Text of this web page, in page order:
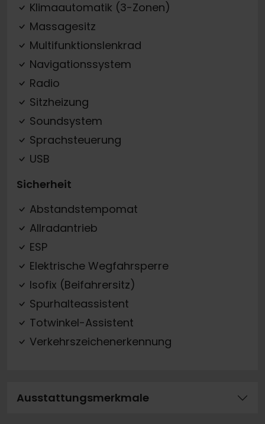
Klimaautomatik (3-Zonen)
Massagesitz
Multifunktionslenkrad
Navigationssystem
Radio
Sitzheizung
Soundsystem
Sprachsteuerung
USB
Sicherheit
Abstandstempomat
Allradantrieb
ESP
Elektrische Wegfahrsperre
Isofix (Beifahrersitz)
Spurhalteassistent
Totwinkel-Assistent
Verkehrszeichenerkennung
Ausstattungsmerkmale